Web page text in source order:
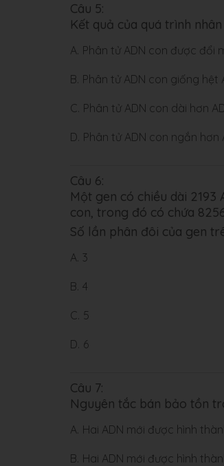
Câu 5:
Kết quả của quá trình
A. Phân tử ADN con được đổi
B. Phân tử ADN con giống hệt
C. Phân tử ADN con dài hơn
D. Phân tử ADN con ngắn hơn
Câu 6:
Một gen có chiều dài 2193
con, trong đó có chứa
Số lần phân đôi của gen
A. 3
B. 4
C. 5
D. 6
Câu 7:
Nguyên tắc bán bảo tồn
A. Hai ADN mới được hình
B. Hai ADN mới được hình